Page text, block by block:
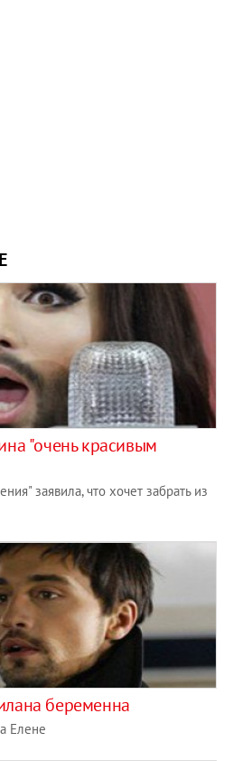
"очень красивым
заявила, что хочет забрать из
беременна
Елене